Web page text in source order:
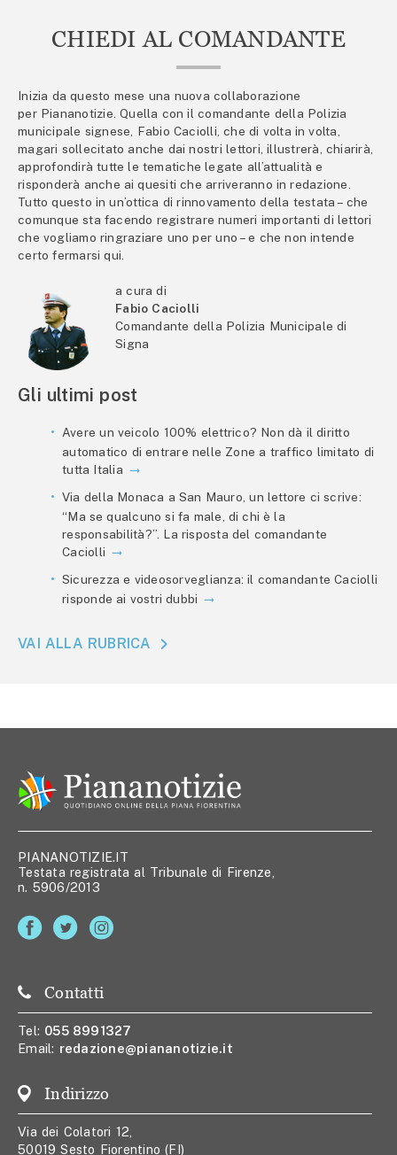
CHIEDI AL COMANDANTE
Inizia da questo mese una nuova collaborazione
per Piananotizie. Quella con il comandante della Polizia
municipale signese, Fabio Caciolli, che di volta in volta,
magari sollecitato anche dai nostri lettori, illustrerà, chiarirà,
approfondirà tutte le tematiche legate all’attualità e
risponderà anche ai quesiti che arriveranno in redazione.
Tutto questo in un’ottica di rinnovamento della testata – che
comunque sta facendo registrare numeri importanti di lettori
che vogliamo ringraziare uno per uno – e che non intende
certo fermarsi qui.
a cura di
Fabio Caciolli
Comandante della Polizia Municipale di
Signa
Gli ultimi post
Avere un veicolo 100% elettrico? Non dà il diritto
automatico di entrare nelle Zone a traffico limitato di
tutta Italia
Via della Monaca a San Mauro, un lettore ci scrive:
“Ma se qualcuno si fa male, di chi è la
responsabilità?”. La risposta del comandante
Caciolli
Sicurezza e videosorveglianza: il comandante Caciolli
risponde ai vostri dubbi
VAI ALLA RUBRICA
PIANANOTIZIE.IT
Testata registrata al Tribunale di Firenze,
n. 5906/2013
Contatti
Tel: 055 8991327
Email: redazione@piananotizie.it
Indirizzo
Via dei Colatori 12,
50019 Sesto Fiorentino (FI)